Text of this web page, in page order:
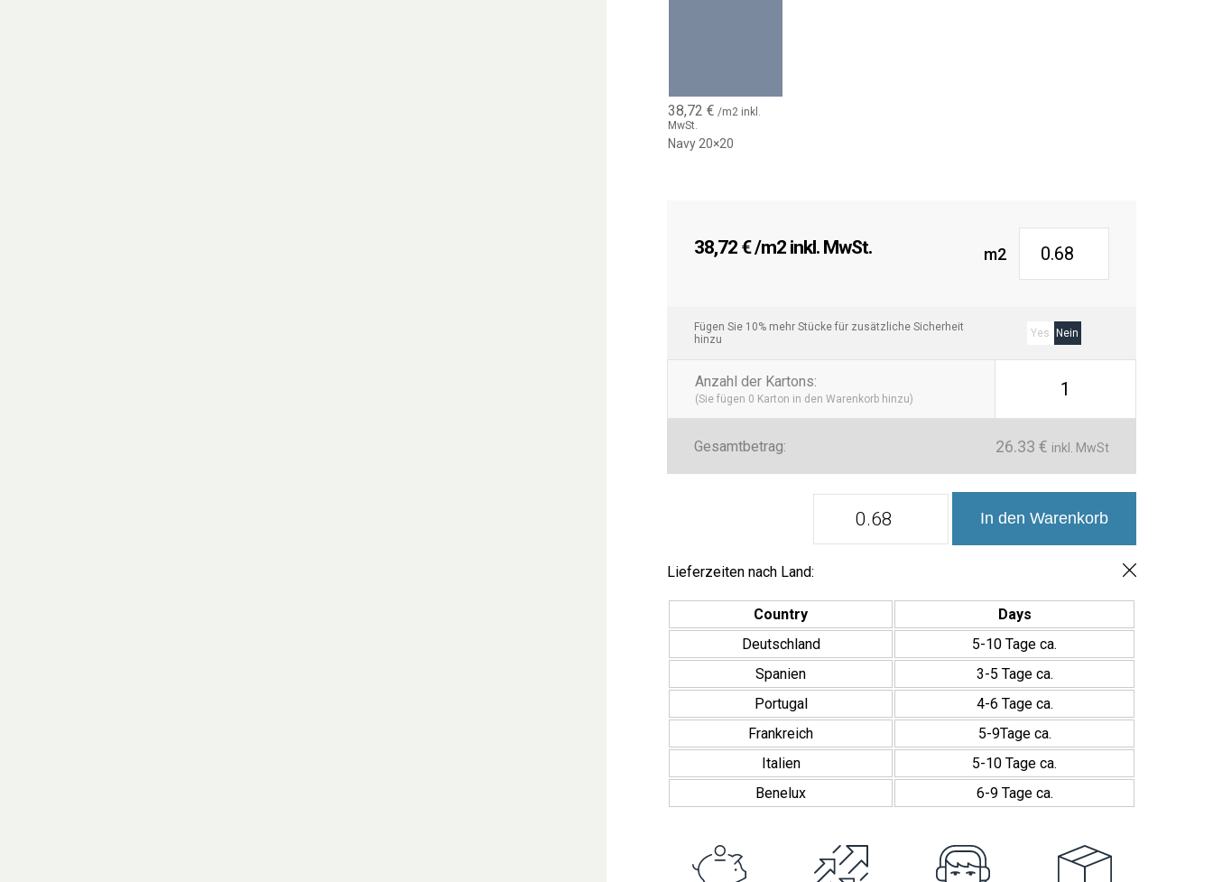
38,72€ /m2 inkl.
MwSt.
Navy 20×20
38,72 €/m2 inkl. MwSt. m2
Fügen Sie 10% mehr Stücke für zusätzliche Sicherheit
hinzu
Yes Nein
Anzahl der Kartons:
(Sie fügen 0 Karton in den Warenkorb hinzu) 1
Gesamtbetrag: 26.33 € inkl. MwSt
Porcelánicos
20x20cm
In den Warenkorb
Lieferzeiten nach Land:
Country
Days
Deutschland
5-10 Tage ca.
Spanien
3-5 Tage ca.
Portugal
4-6 Tage ca.
Frankreich
5-9Tage ca.
Italien
5-10 Tage ca.
Benelux
6-9 Tage ca.